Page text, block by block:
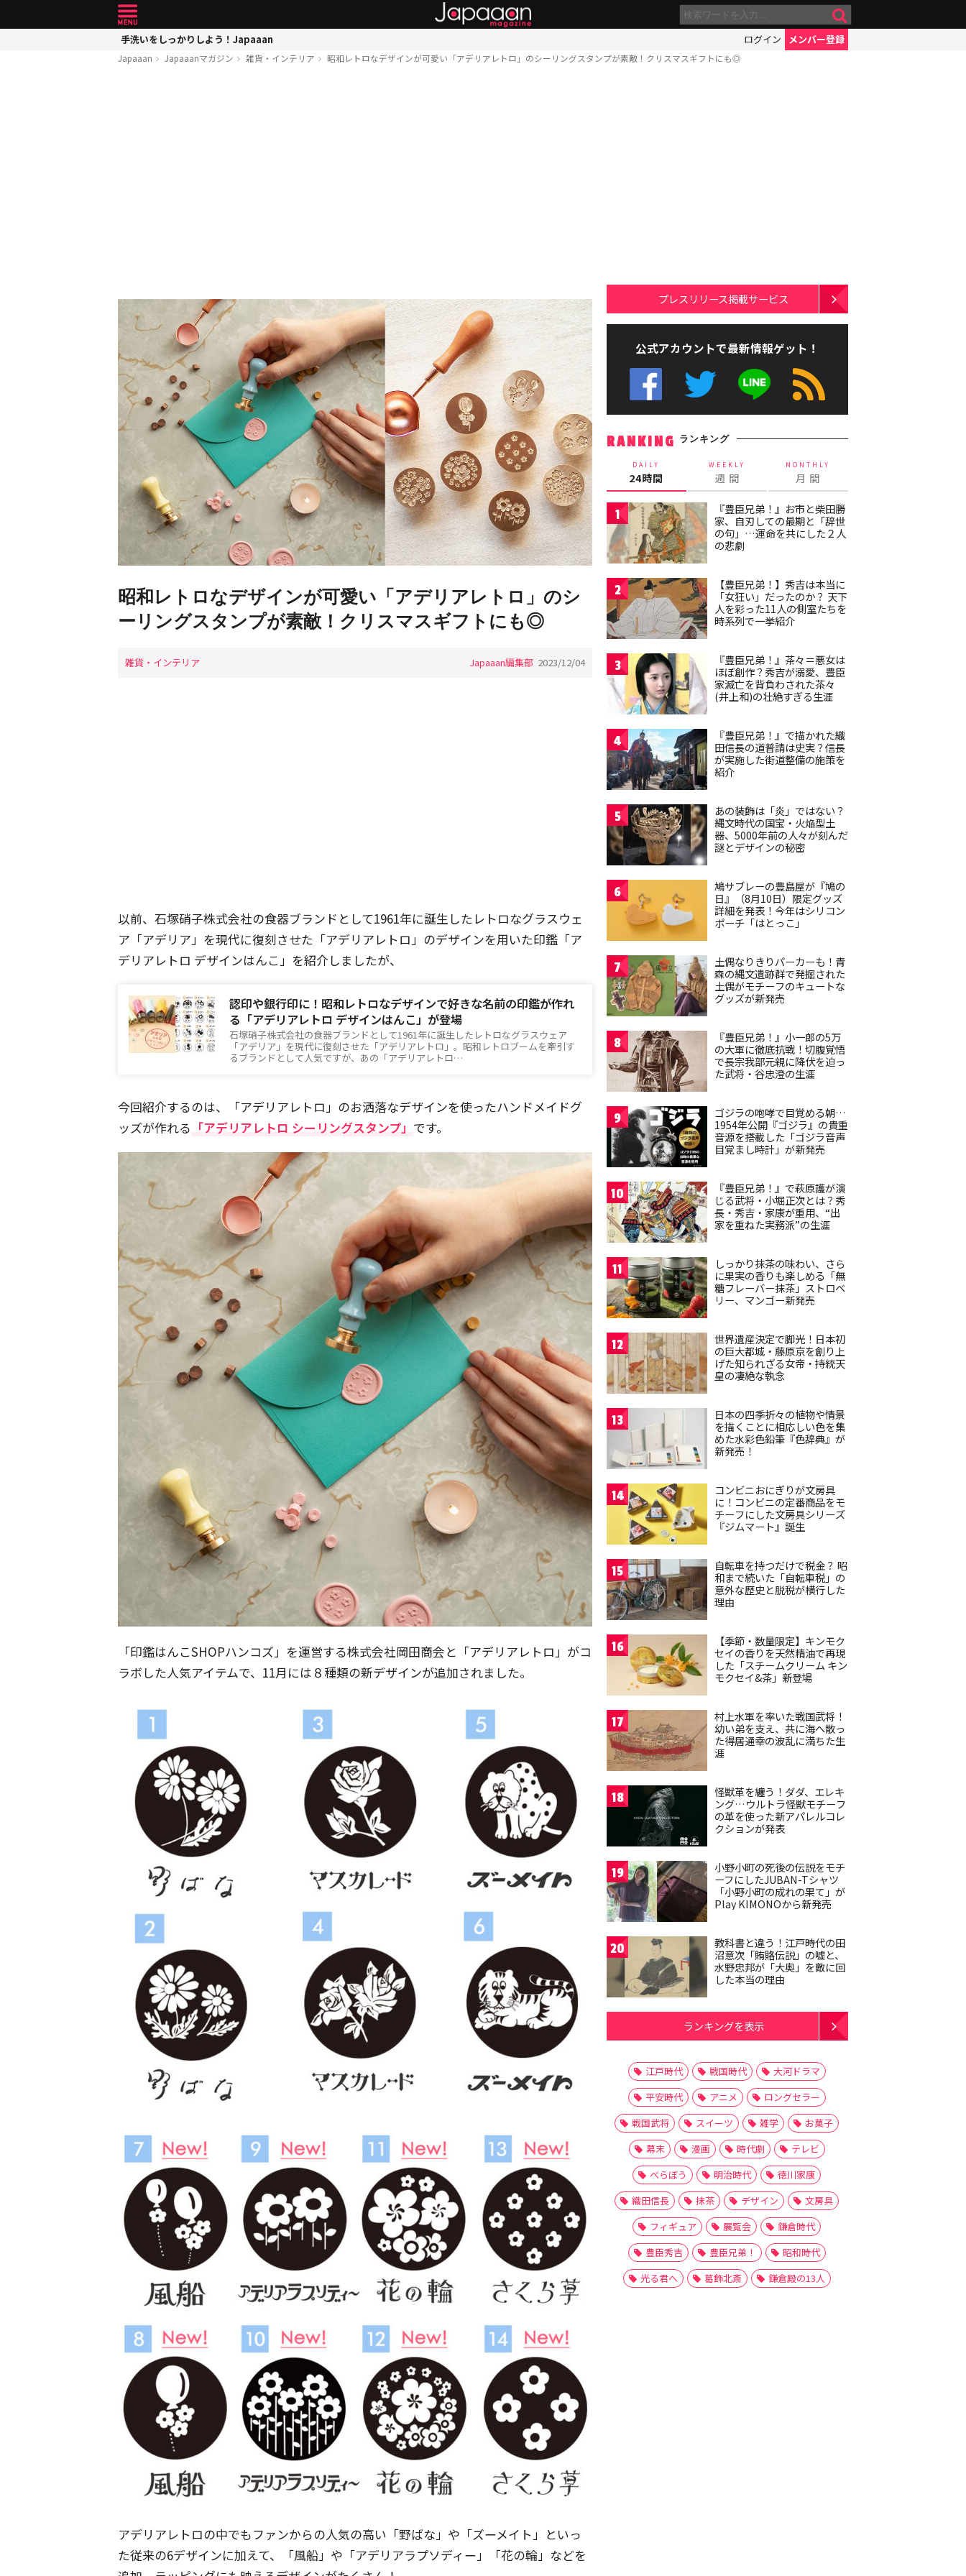
手洗いをしっかりしよう！Japaaan ログイン メンバー登録
Japaaan Japaaanマガジン 雑貨・インテリア 昭和レトロなデザインが可愛い「アデリアレトロ」のシーリングスタンプが素敵！クリスマスギフトにも◎
昭和レトロなデザインが可愛い「アデリアレトロ」のシ
ーリングスタンプが素敵！クリスマスギフトにも◎
雑貨・インテリア Japaaan編集部 2023/12/04
以前、石塚硝子株式会社の食器ブランドとして1961年に誕生したレトロなグラスウェ
ア「アデリア」を現代に復刻させた「アデリアレトロ」のデザインを用いた印鑑「ア
デリアレトロ デザインはんこ」を紹介しましたが、
認印や銀行印に！昭和レトロなデザインで好きな名前の印鑑が作れ
る「アデリアレトロ デザインはんこ」が登場
石塚硝子株式会社の食器ブランドとして1961年に誕生したレトロなグラスウェア
「アデリア」を現代に復刻させた「アデリアレトロ」。昭和レトロブームを牽引す
るブランドとして人気ですが、あの「アデリアレトロ…
今回紹介するのは、「アデリアレトロ」のお洒落なデザインを使ったハンドメイドグ
ッズが作れる 「アデリアレトロ シーリングスタンプ」 です。
「印鑑はんこSHOPハンコズ」を運営する株式会社岡田商会と「アデリアレトロ」がコ
ラボした人気アイテムで、11月には８種類の新デザインが追加されました。
アデリアレトロの中でもファンからの人気の高い「野ばな」や「ズーメイト」といっ
た従来の6デザインに加えて、「風船」や「アデリアラプソディー」「花の輪」などを
プレスリリース掲載サービス
公式アカウントで最新情報ゲット！
RANKING ランキング
DAILY
24時間
WEEKLY
週 間
MONTHLY
月 間
1
『豊臣兄弟！』お市と柴田勝
家、自刃しての最期と「辞世
の句」…運命を共にした２人
の悲劇
2
【豊臣兄弟！】秀吉は本当に
「女狂い」だったのか？ 天下
人を彩った11人の側室たちを
時系列で一挙紹介
3
『豊臣兄弟！』茶々＝悪女は
ほぼ創作？秀吉が溺愛、豊臣
家滅亡を背負わされた茶々
(井上和)の壮絶すぎる生涯
4
『豊臣兄弟！』で描かれた織
田信長の道普請は史実？信長
が実施した街道整備の施策を
紹介
5
あの装飾は「炎」ではない？
縄文時代の国宝・火焔型土
器、5000年前の人々が刻んだ
謎とデザインの秘密
6
鳩サブレーの豊島屋が『鳩の
日』（8月10日）限定グッズ
詳細を発表！今年はシリコン
ポーチ「はとっこ」
7
土偶なりきりパーカーも！青
森の縄文遺跡群で発掘された
土偶がモチーフのキュートな
グッズが新発売
8
『豊臣兄弟！』小一郎の5万
の大軍に徹底抗戦！切腹覚悟
で長宗我部元親に降伏を迫っ
た武将・谷忠澄の生涯
9
ゴジラの咆哮で目覚める朝…
1954年公開『ゴジラ』の貴重
音源を搭載した「ゴジラ音声
目覚まし時計」が新発売
10
『豊臣兄弟！』で萩原護が演
じる武将・小堀正次とは？秀
長・秀吉・家康が重用、“出
家を重ねた実務派”の生涯
11
しっかり抹茶の味わい、さら
に果実の香りも楽しめる「無
糖フレーバー抹茶」ストロベ
リー、マンゴー新発売
12
世界遺産決定で脚光！日本初
の巨大都城・藤原京を創り上
げた知られざる女帝・持統天
皇の凄絶な執念
13
日本の四季折々の植物や情景
を描くことに相応しい色を集
めた水彩色鉛筆『色辞典』が
新発売！
14
コンビニおにぎりが文房具
に！コンビニの定番商品をモ
チーフにした文房具シリーズ
『ジムマート』誕生
15
自転車を持つだけで税金？ 昭
和まで続いた「自転車税」の
意外な歴史と脱税が横行した
理由
16
【季節・数量限定】キンモク
セイの香りを天然精油で再現
した「スチームクリーム キン
モクセイ&茶」新登場
17
村上水軍を率いた戦国武将！
幼い弟を支え、共に海へ散っ
た得居通幸の波乱に満ちた生
涯
18
怪獣革を纏う！ダダ、エレキ
ング…ウルトラ怪獣モチーフ
の革を使った新アパレルコレ
クションが発表
19
小野小町の死後の伝説をモチ
ーフにしたJUBAN-Tシャツ
「小野小町の成れの果て」が
Play KIMONOから新発売
20
教科書と違う！江戸時代の田
沼意次「賄賂伝説」の嘘と、
水野忠邦が「大奥」を敵に回
した本当の理由
ランキングを表示
江戸時代 戦国時代
大河ドラマ
平安時代
アニメ
ロングセラー
戦国武将
スイーツ 雑学
お菓子
幕末
漫画 時代劇
テレビ
べらぼう
明治時代
徳川家康
織田信長
抹茶 デザイン
文房具
フィギュア
展覧会
鎌倉時代
豊臣秀吉
豊臣兄弟！
昭和時代
光る君へ
葛飾北斎 鎌倉殿の13人